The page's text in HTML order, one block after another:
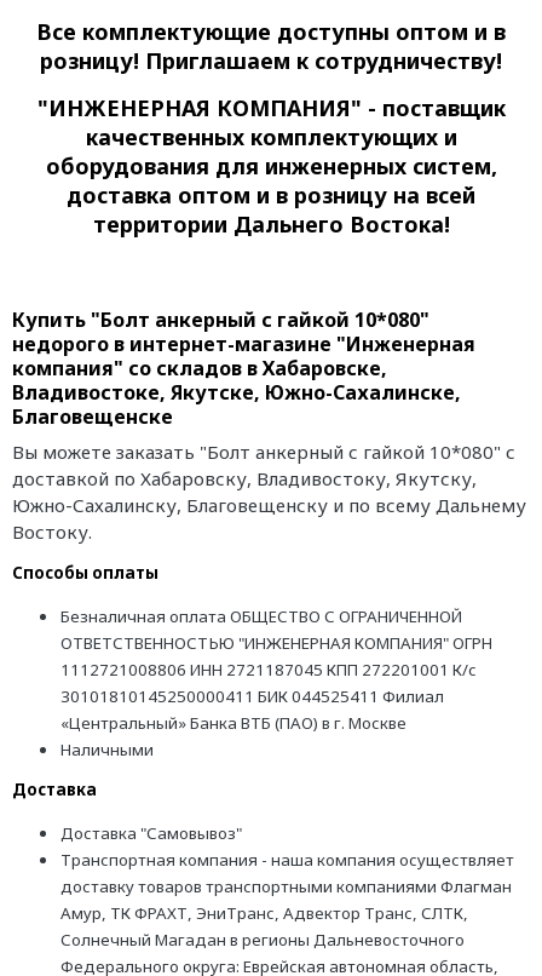
Все комплектующие доступны оптом и в
розницу! Приглашаем к сотрудничеству!
"ИНЖЕНЕРНАЯ КОМПАНИЯ" - поставщик
качественных комплектующих и
оборудования для инженерных систем,
доставка оптом и в розницу на всей
территории Дальнего Востока!
Купить "Болт анкерный с гайкой 10*080"
недорого в интернет-магазине "Инженерная
компания" со складов в Хабаровске,
Владивостоке, Якутске, Южно-Сахалинске,
Благовещенске
Вы можете заказать "Болт анкерный с гайкой 10*080" с
доставкой по Хабаровску, Владивостоку, Якутску,
Южно-Сахалинску, Благовещенску и по всему Дальнему
Востоку.
Способы оплаты
Безналичная оплата ОБЩЕСТВО С ОГРАНИЧЕННОЙ
ОТВЕТСТВЕННОСТЬЮ "ИНЖЕНЕРНАЯ КОМПАНИЯ" ОГРН
1112721008806 ИНН 2721187045 КПП 272201001 К/с
30101810145250000411 БИК 044525411 Филиал
«Центральный» Банка ВТБ (ПАО) в г. Москве
Наличными
Доставка
Доставка "Самовывоз"
Транспортная компания - наша компания осуществляет
доставку товаров транспортными компаниями Флагман
Амур, ТК ФРАХТ, ЭниТранс, Адвектор Транс, СЛТК,
Солнечный Магадан в регионы Дальневосточного
Федерального округа: Еврейская автономная область,